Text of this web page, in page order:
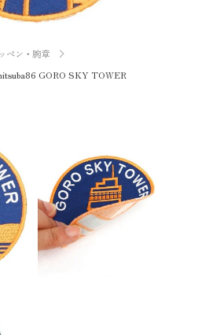
LINE
繍
ペン・腕章
GORO SKY TOWER